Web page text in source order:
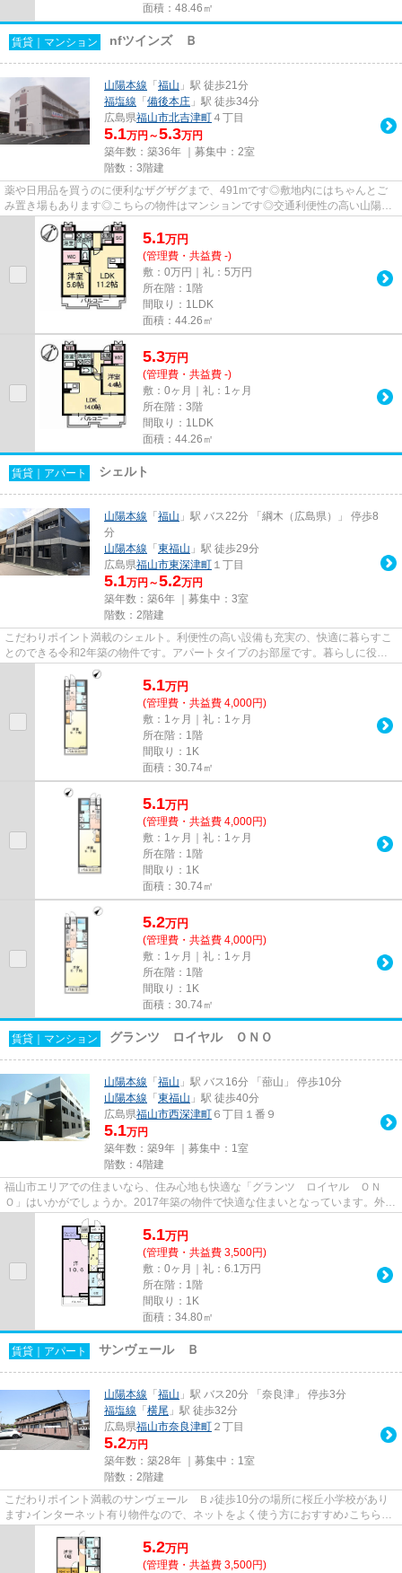
面積：48.46㎡
賃貸｜マンション nfツインズ Ｂ
山陽本線 「 福山 」駅 徒歩21分
福塩線 「 備後本庄 」駅 徒歩34分
広島県福山市北吉津町 ４丁目
5.1万円～5.3万円
築年数：築36年 ｜募集中： 2室
階数：3階建
薬や日用品を買うのに便利なザグザグまで、491mです◎敷地内にはちゃんとご
み置き場もあります◎こちらの物件はマンションです◎交通利便性の高い山陽本
線福山近くで賃貸物件をお探しなら...
5.1万円
(管理費・共益費 -)
敷：0万円｜礼：5万円
所在階：1階
間取り：1LDK
面積：44.26㎡
5.3万円
(管理費・共益費 -)
敷：0ヶ月｜礼：1ヶ月
所在階：3階
間取り：1LDK
面積：44.26㎡
賃貸｜アパート シェルト
山陽本線 「 福山 」駅 バス22分 「綱木（広島県）」 停歩8
分
山陽本線 「 東福山 」駅 徒歩29分
広島県福山市東深津町 １丁目
5.1万円～5.2万円
築年数：築6年 ｜募集中： 3室
階数：2階建
こだわりポイント満載のシェルト。利便性の高い設備も充実の、快適に暮らすこ
とのできる令和2年築の物件です。アパートタイプのお部屋です。暮らしに役立
つパソコンが使える物件、ネッ...
5.1万円
(管理費・共益費 4,000円)
敷：1ヶ月｜礼：1ヶ月
所在階：1階
間取り：1K
面積：30.74㎡
5.1万円
(管理費・共益費 4,000円)
敷：1ヶ月｜礼：1ヶ月
所在階：1階
間取り：1K
面積：30.74㎡
5.2万円
(管理費・共益費 4,000円)
敷：1ヶ月｜礼：1ヶ月
所在階：1階
間取り：1K
面積：30.74㎡
賃貸｜マンション グランツ ロイヤル ＯＮＯ
山陽本線 「 福山 」駅 バス16分 「蔀山」 停歩10分
山陽本線 「 東福山 」駅 徒歩40分
広島県福山市西深津町 ６丁目１番９
5.1万円
築年数：築9年 ｜募集中： 1室
階数：4階建
福山市エリアでの住まいなら、住み心地も快適な「グランツ ロイヤル ＯＮ
Ｏ」はいかがでしょうか。2017年築の物件で快適な住まいとなっています。外装
もおしゃれで快適な生活をおく...
5.1万円
(管理費・共益費 3,500円)
敷：0ヶ月｜礼：6.1万円
所在階：1階
間取り：1K
面積：34.80㎡
賃貸｜アパート サンヴェール Ｂ
山陽本線 「 福山 」駅 バス20分 「奈良津」 停歩3分
福塩線 「 横尾 」駅 徒歩32分
広島県福山市奈良津町 ２丁目
5.2万円
築年数：築28年 ｜募集中： 1室
階数：2階建
こだわりポイント満載のサンヴェール Ｂ♪徒歩10分の場所に桜丘小学校があり
ます♪インターネット有り物件なので、ネットをよく使う方におすすめ♪こちらの
物件はアパートです♪福山市エ...
5.2万円
(管理費・共益費 3,500円)